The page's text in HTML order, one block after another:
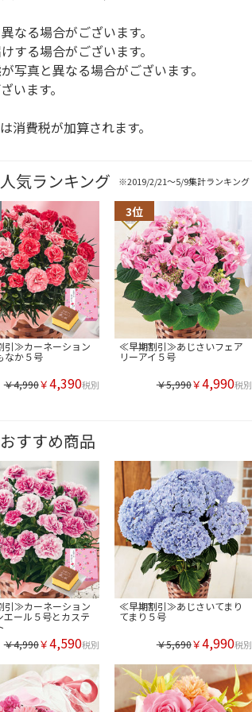
なる場合がございます。
する場合がございます。
写真と異なる場合がございます。
います。
費税が加算されます。
気ランキング ※2019/2/21～5/9集計ランキング
引≫カーネーション
なか５号
￥4,990￥4,390税別
≪早期割引≫あじさいフェア
リーアイ５号
￥5,990￥4,990税別
すすめ商品
引≫カーネーション
エール５号とカステ
￥4,990￥4,590税別
≪早期割引≫あじさいてまり
てまり５号
￥5,690￥4,990税別